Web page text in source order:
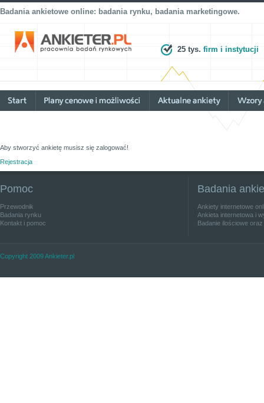
Badania ankietowe online: badania rynku, badania marketingowe.
25 tys. firm i instytucji
Aby stworzyć ankietę musisz się zalogować!
Rejestracja
Pomoc
Przewodnik
Badania rynku
Kontakt i pomoc
Badania
Ankiety internetowe
Ankieta internetowa i
Badanie ilościowe
Copyright 2009 Ankieter.pl